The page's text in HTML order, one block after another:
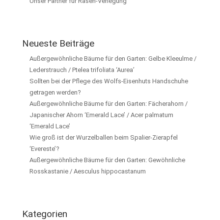
Neueste Beiträge
Außergewöhnliche Bäume für den Garten: Gelbe Kleeulme /
Lederstrauch / Ptelea trifoliata ‘Aurea’
Sollten bei der Pflege des Wolfs-Eisenhuts Handschuhe
getragen werden?
Außergewöhnliche Bäume für den Garten: Fächerahorn /
Japanischer Ahorn ‘Emerald Lace’ / Acer palmatum
‘Emerald Lace’
Wie groß ist der Wurzelballen beim Spalier-Zierapfel
‘Evereste’?
Außergewöhnliche Bäume für den Garten: Gewöhnliche
Rosskastanie / Aesculus hippocastanum
Kategorien